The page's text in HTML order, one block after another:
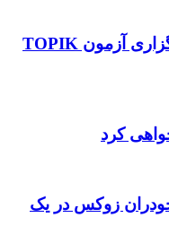
راه‌اندازی رشته کره‌ای و برگزاری آزمون TOPIK
کرد
زوکس در یک